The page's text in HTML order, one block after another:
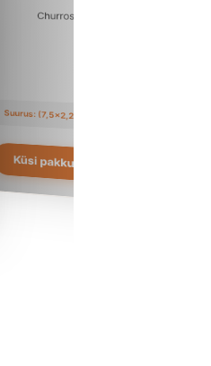
Churros
Suurus: (7,5x2,2m) 4KW
Küsi pakkumist